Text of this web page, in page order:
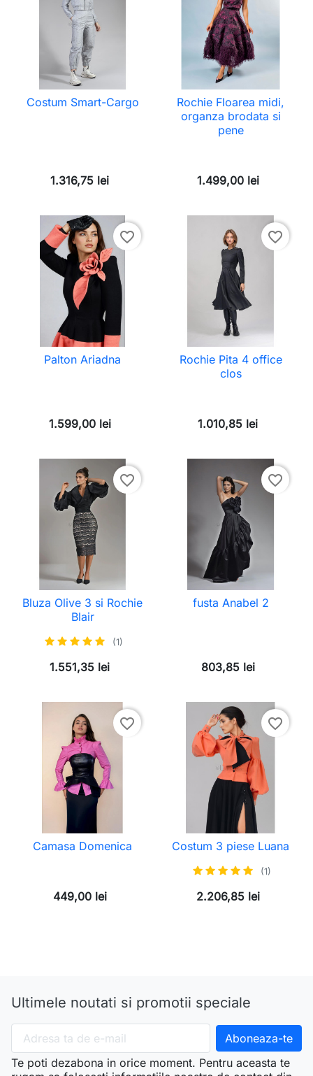
Costum Smart-Cargo
1.316,75 lei
Rochie Floarea midi,
organza brodata si
pene
1.499,00 lei
favorite_border
Palton Ariadna
1.599,00 lei
favorite_border
Rochie Pita 4 office
clos
1.010,85 lei
favorite_border
Bluza Olive 3 si Rochie
Blair
(1)
1.551,35 lei
favorite_border
fusta Anabel 2
803,85 lei
favorite_border
Camasa Domenica
449,00 lei
favorite_border
Costum 3 piese Luana
(1)
2.206,85 lei
Ultimele noutati si promotii speciale
Te poti dezabona in orice moment. Pentru aceasta te